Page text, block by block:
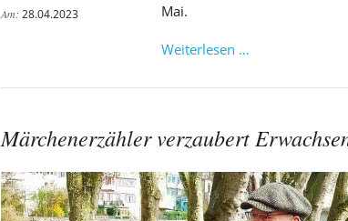
Am: 28.04.2023
Mai.
Weiterlesen …
Mitte
in
Märchenerzähler verzaubert